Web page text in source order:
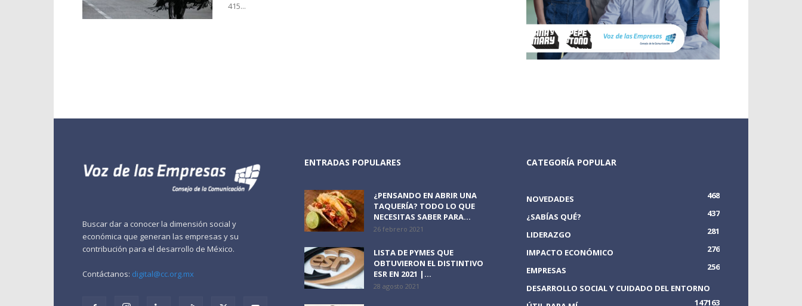
415...
Buscar dar a conocer la dimensión social y
económica que generan las empresas y su
contribución para el desarrollo de México.
Contáctanos: digital@cc.org.mx
ENTRADAS POPULARES
¿PENSANDO EN ABRIR UNA
TAQUERÍA? TODO LO QUE
NECESITAS SABER PARA...
26 febrero 2021
LISTA DE PYMES QUE
OBTUVIERON EL DISTINTIVO
ESR EN 2021 |...
28 agosto 2021
CATEGORÍA POPULAR
NOVEDADES
468
¿SABÍAS QUÉ?
437
LIDERAZGO
281
IMPACTO ECONÓMICO
276
EMPRESAS
256
DESARROLLO SOCIAL Y CUIDADO DEL ENTORNO
163
147